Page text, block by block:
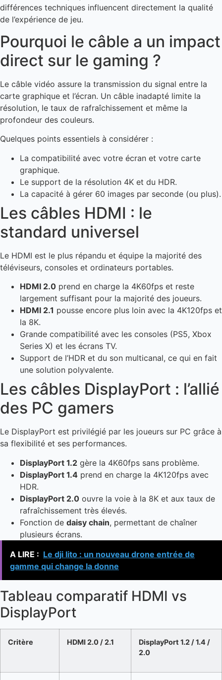
différences techniques influencent directement la qualité
de l’expérience de jeu.
Pourquoi le câble a un impact
direct sur le gaming ?
Le câble vidéo assure la transmission du signal entre la
carte graphique et l’écran. Un câble inadapté limite la
résolution, le taux de rafraîchissement et même la
profondeur des couleurs.
Quelques points essentiels à considérer :
La compatibilité avec votre écran et votre carte
graphique.
Le support de la résolution 4K et du HDR.
La capacité à gérer 60 images par seconde (ou plus).
Les câbles HDMI : le
standard universel
Le HDMI est le plus répandu et équipe la majorité des
téléviseurs, consoles et ordinateurs portables.
HDMI 2.0 prend en charge la 4K60fps et reste
largement suffisant pour la majorité des joueurs.
HDMI 2.1 pousse encore plus loin avec la 4K120fps et
la 8K.
Grande compatibilité avec les consoles (PS5, Xbox
Series X) et les écrans TV.
Support de l’HDR et du son multicanal, ce qui en fait
une solution polyvalente.
Les câbles DisplayPort : l’allié
des PC gamers
Le DisplayPort est privilégié par les joueurs sur PC grâce à
sa flexibilité et ses performances.
DisplayPort 1.2 gère la 4K60fps sans problème.
DisplayPort 1.4 prend en charge la 4K120fps avec
HDR.
DisplayPort 2.0 ouvre la voie à la 8K et aux taux de
rafraîchissement très élevés.
Fonction de daisy chain, permettant de chaîner
plusieurs écrans.
A LIRE : Le dji lito : un nouveau drone entrée de
gamme qui change la donne
Tableau comparatif HDMI vs
DisplayPort
Critère HDMI 2.0 / 2.1
DisplayPort 1.2 / 1.4 /
2.0